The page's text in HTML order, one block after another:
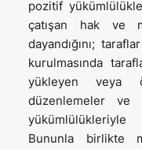
pozitif
çatışan hak ve
dayandığını;
kurulmasında
yükleyen veya
düzenlemeler ve
yükümlülükleriyle
Bununla birlikte